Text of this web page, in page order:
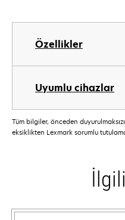
Özellikler
Uyumlu cihazlar
Tüm bilgiler, önceden
eksiklikten Lexmark sorumlu